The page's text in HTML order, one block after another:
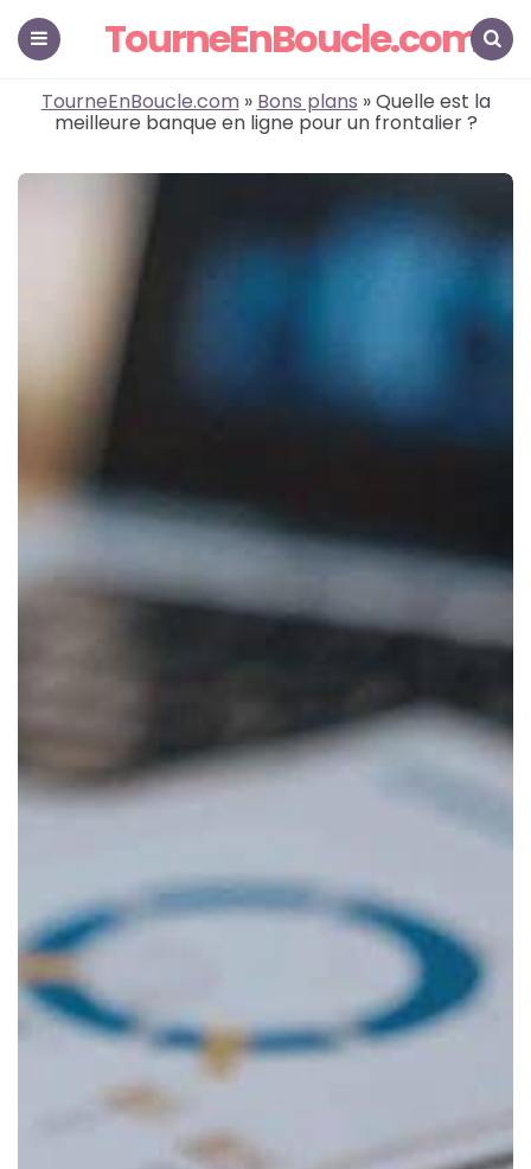
TourneEnBoucle.com
TourneEnBoucle.com » Bons plans » Quelle est la
meilleure banque en ligne pour un frontalier ?